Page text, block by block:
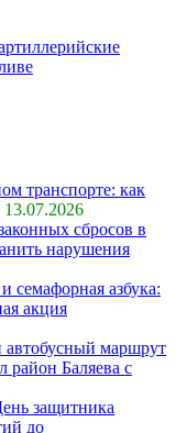
транспорте: как
13.07.2026
сбросов в
нарушения
семафорная азбука:
акция
автобусный маршрут
район Баляева с
защитника
до